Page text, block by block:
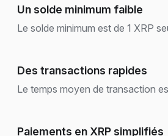
Un solde minimum faible
Le solde minimum est de 1 XRP
Des transactions rapides
Le temps moyen de transaction
Paiements en XRP simplifiés